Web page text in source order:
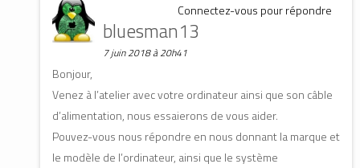
Connectez-vous pour répondre
bluesman13
7 juin 2018 à 20h41
Bonjour,
Venez à l’atelier avec votre ordinateur ainsi que son câble
d’alimentation, nous essaierons de vous aider.
Pouvez-vous nous répondre en nous donnant la marque et
le modèle de l’ordinateur, ainsi que le système